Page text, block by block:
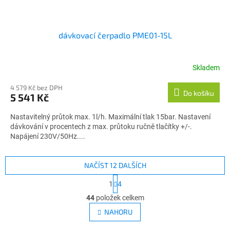
dávkovací čerpadlo PME01-15L
Skladem
4 579 Kč bez DPH
5 541 Kč Do košíku
Nastavitelný průtok max. 1l/h. Maximální tlak 15bar. Nastavení
dávkování v procentech z max. průtoku ručně tlačítky +/-.
Napájení 230V/50Hz....
O
v
l
á
NAČÍST 12 DALŠÍCH
S
t
r
á
n
k
1
4
44položek celkem
NAHORU